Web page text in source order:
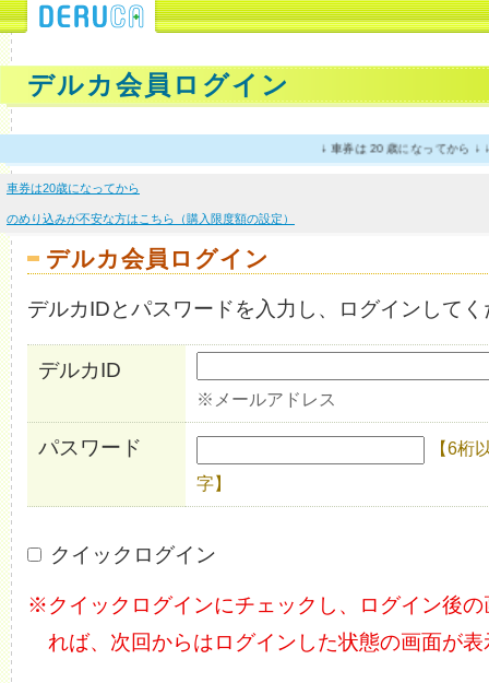
デルカ会員ログイン
↓ 車券は 20 歳になってから ↓
車券は20歳になってから
のめり込みが不安な方はこちら（購入限度額の設定）
デルカ会員ログイン
デルカIDとパスワードを入力し、ログインして
デルカID
※メールアドレス
パスワード
【6桁
字】
クイックログイン
※クイックログインにチェックし、ログイン後
れば、次回からはログインした状態の画面が